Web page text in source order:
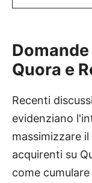
Quora e
Recenti
evidenziano
massimizzare
acquirenti su
come